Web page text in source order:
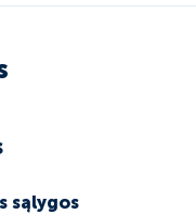
sąlygos